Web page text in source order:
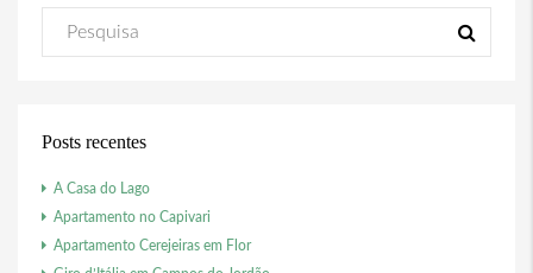
Posts recentes
A Casa do Lago
Apartamento no Capivari
Apartamento Cerejeiras em Flor